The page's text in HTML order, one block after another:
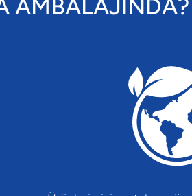
AMBALAJINDA?